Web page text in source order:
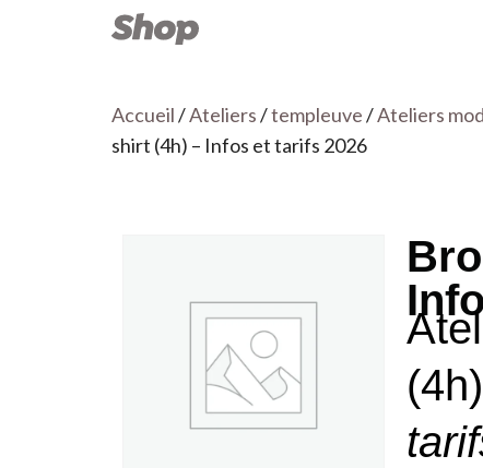
Accueil/Ateliers/templeuve/Ateliers
shirt (4h) – Infos et tarifs 2026